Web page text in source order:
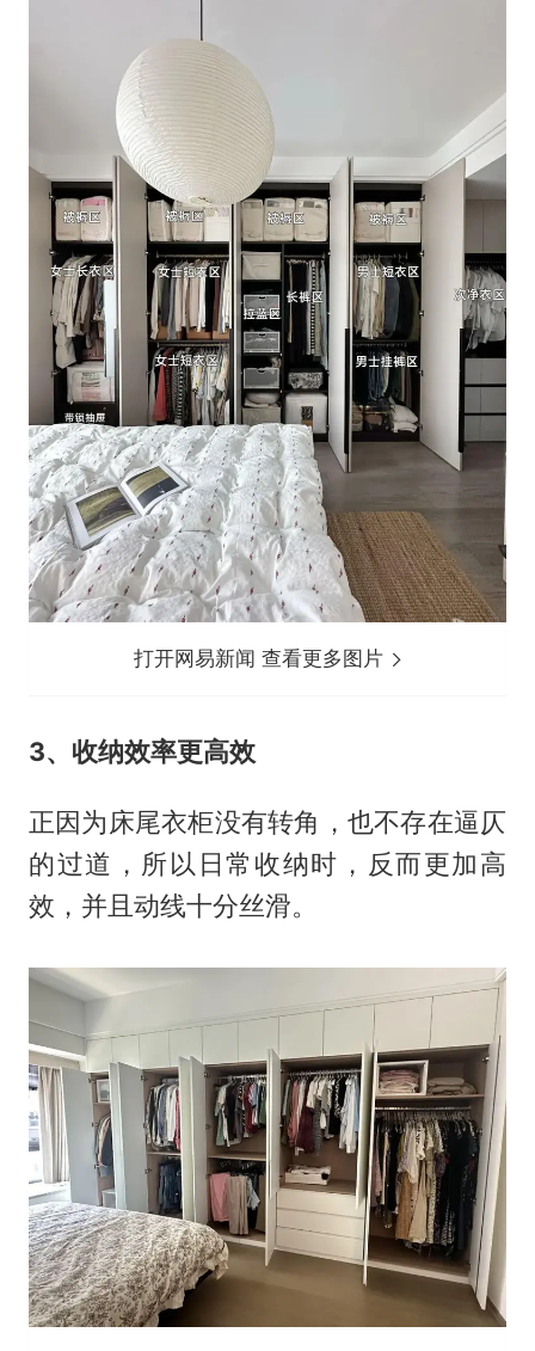
打开网易新闻 查看更多图片
3、收纳效率更高效
正因为床尾衣柜没有转角，也不存在逼仄
的过道，所以日常收纳时，反而更加高
效，并且动线十分丝滑。